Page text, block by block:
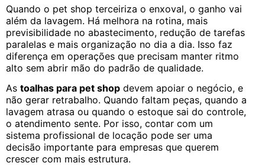
Quando o pet shop terceiriza o enxoval, o ganho vai
além da lavagem. Há melhora na rotina, mais
previsibilidade no abastecimento, redução de tarefas
paralelas e mais organização no dia a dia. Isso faz
diferença em operações que precisam manter ritmo
alto sem abrir mão do padrão de qualidade.
As toalhas para pet shop devem apoiar o negócio, e
não gerar retrabalho. Quando faltam peças, quando a
lavagem atrasa ou quando o estoque sai do controle,
o atendimento sente. Por isso, contar com um
sistema profissional de locação pode ser uma
decisão importante para empresas que querem
crescer com mais estrutura.